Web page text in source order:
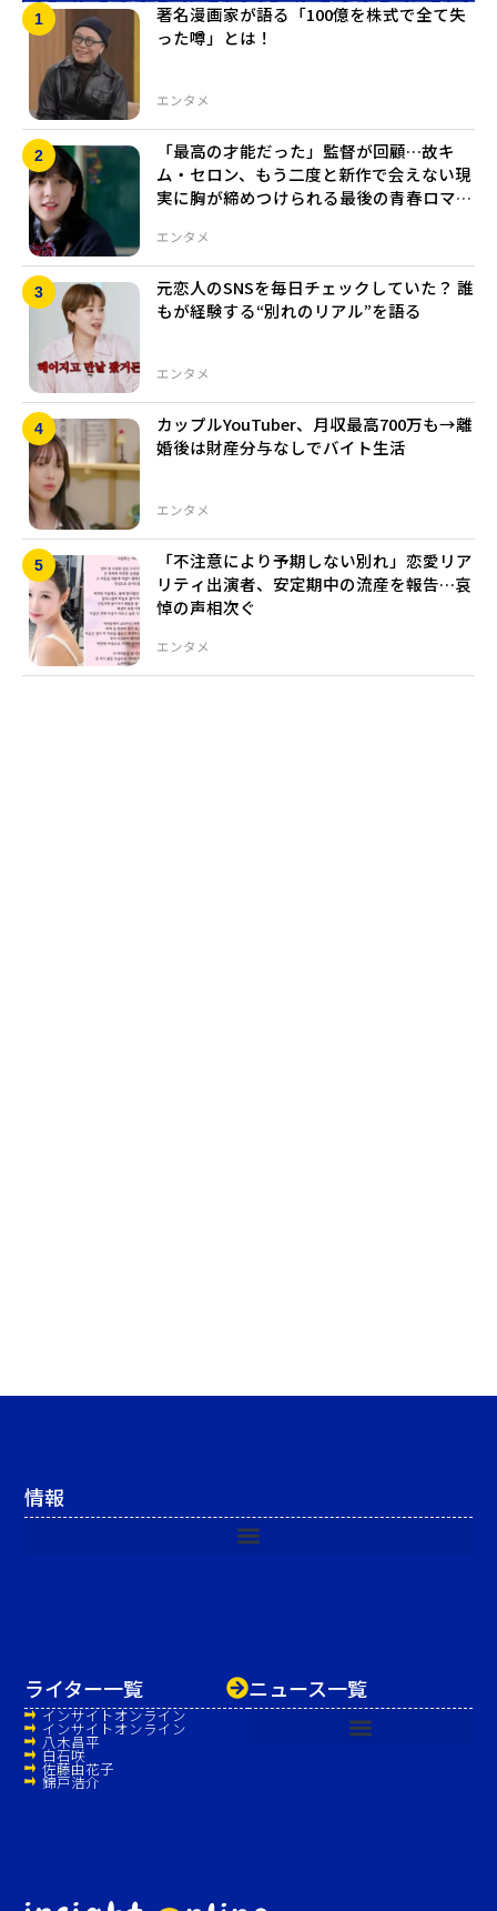
エンタメ
著名漫画家が語る「100億を株式で全て失
った噂」とは！
エンタメ
「最高の才能だった」監督が回顧…故キ
ム・セロン、もう二度と新作で会えない現
実に胸が締めつけられる最後の青春ロマン
エンタメ
元恋人のSNSを毎日チェックしていた？ 誰
もが経験する“別れのリアル”を語る
エンタメ
カップルYouTuber、月収最高700万も→離
婚後は財産分与なしでバイト生活
エンタメ
「不注意により予期しない別れ」恋愛リア
リティ出演者、安定期中の流産を報告…哀
悼の声相次ぐ
ニュース一覧
ライター一覧
インサイトオンライン
インサイトオンライン
八木昌平
白石咲
佐藤由花子
錦戸浩介
情報